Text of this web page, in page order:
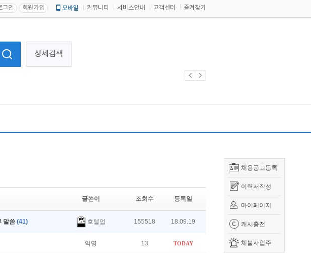
그인 회원가입 모바일 커뮤니티 서비스안내 고객센터 즐겨찾기
상세검색
채용공고등록
이력서작성
마이페이지
캐시충전
체불사업주
글쓴이 조회수 등록일
말씀 (41) 호텔업 155518 18.09.19
익명 13 TODAY